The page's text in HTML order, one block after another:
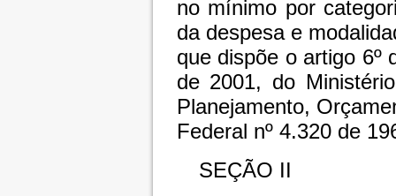
no mínimo por
da despesa e
que dispõe o artigo 6º
de 2001, do
Planejamento,
Federal nº 4.320 de
SEÇÃO II